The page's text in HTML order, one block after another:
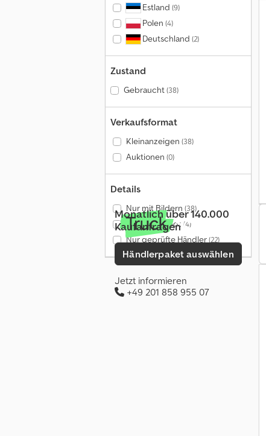
Estland (9)
Polen (4)
Deutschland (2)
Zustand
Gebraucht(38)
Verkaufsformat
Kleinanzeigen (38)
Auktionen (0)
Details
Nur mit Bildern (38)
Nur mit Videos (4)
Nur geprüfte Händler(22)
Monatlich über 140.000
Kaufanfragen
Händlerpaket auswählen
Jetzt informieren
+49 201 858 955 07
Palfinger Spezial-Baumaschinen Hmf Lastwagen